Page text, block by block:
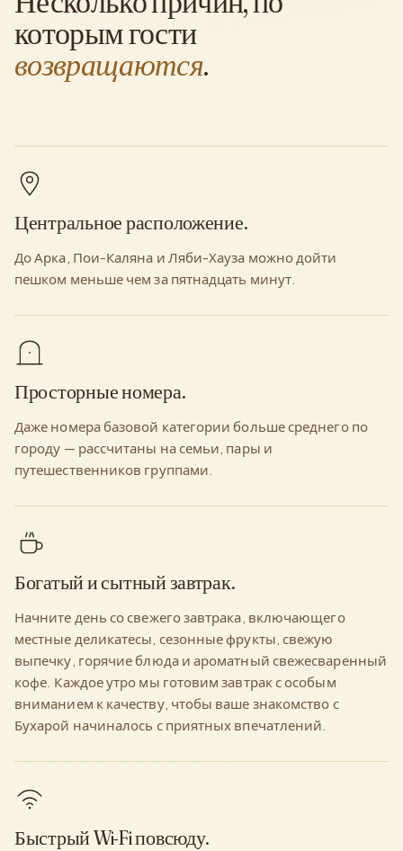
которым гости
возвращаются.
Центральное расположение.
До Арка, Пои-Каляна и Ляби-Хауза можно дойти
пешком меньше чем за пятнадцать минут.
Просторные номера.
Даже номера базовой категории больше среднего по
городу — рассчитаны на семьи, пары и
путешественников группами.
Богатый и сытный завтрак.
Начните день со свежего завтрака, включающего
местные деликатесы, сезонные фрукты, свежую
выпечку, горячие блюда и ароматный свежесваренный
кофе. Каждое утро мы готовим завтрак с особым
вниманием к качеству, чтобы ваше знакомство с
Бухарой начиналось с приятных впечатлений.
Быстрый Wi-Fi повсюду.